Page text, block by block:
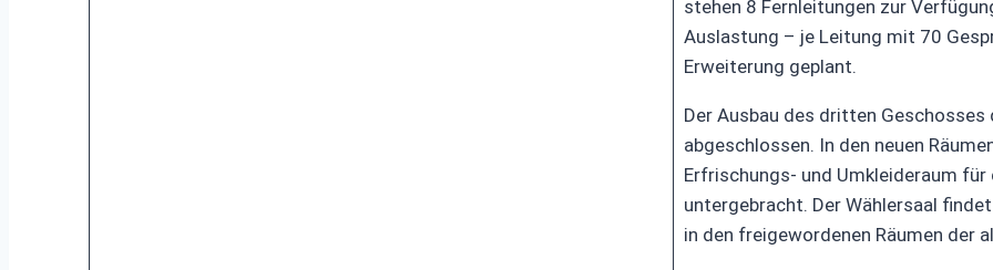
stehen 8 Fernleitungen zur
Auslastung – je Leitung mit 70
Erweiterung geplant.
Der Ausbau des dritten
abgeschlossen. In den neuen
Erfrischungs- und Umkleideraum für
untergebracht. Der Wählersaal
in den freigewordenen Räumen der